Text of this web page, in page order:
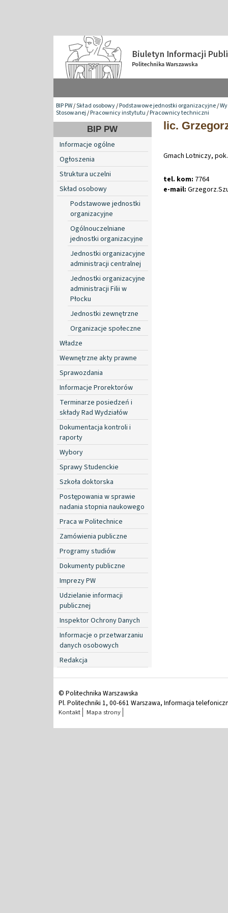
BIP PW/Skład osobowy/Podstawowe jednostki organizacyjne/
Stosowanej/Pracownicy instytutu/Pracownicy techniczni
BIP PW
Informacje ogólne
Ogłoszenia
Struktura uczelni
Skład osobowy
Podstawowe jednostki
organizacyjne
Ogólnouczelniane
jednostki organizacyjne
Jednostki organizacyjne
administracji centralnej
Jednostki organizacyjne
administracji Filii w
Płocku
Jednostki zewnętrzne
Organizacje społeczne
Władze
Wewnętrzne akty prawne
Sprawozdania
Informacje Prorektorów
Terminarze posiedzeń i
składy Rad Wydziałów
Dokumentacja kontroli i
raporty
Wybory
Sprawy Studenckie
Szkoła doktorska
Postępowania w sprawie
nadania stopnia naukowego
Praca w Politechnice
Zamówienia publiczne
Programy studiów
Dokumenty publiczne
Imprezy PW
Udzielanie informacji
publicznej
Inspektor Ochrony Danych
Informacje o przetwarzaniu
danych osobowych
Redakcja
lic.
Gmach Lotniczy,
tel. kom: 7764
e-mail: Grzegorz.
© Politechnika Warszawska
Pl. Politechniki 1, 00-661 Warszawa, Informacja
Kontakt Mapa strony